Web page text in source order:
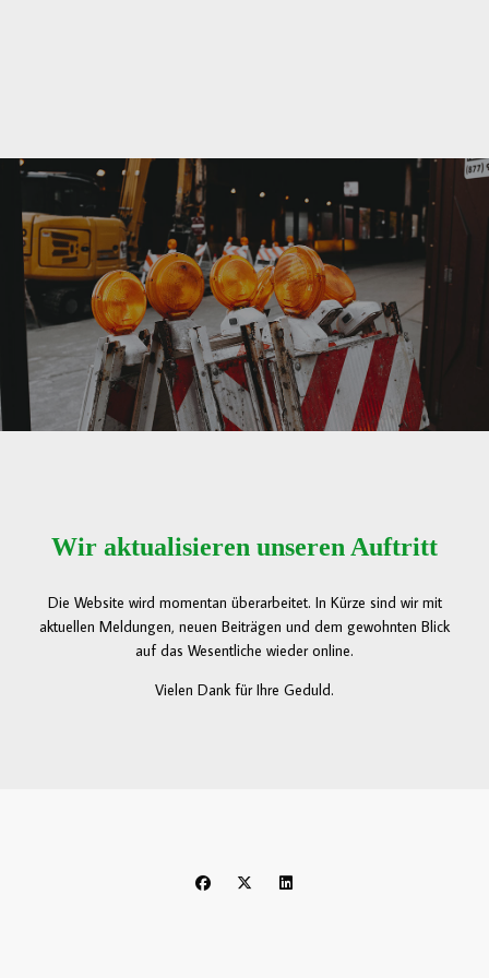
Wir aktualisieren unseren Auftritt
Die Website wird momentan überarbeitet. In Kürze sind wir mit
aktuellen Meldungen, neuen Beiträgen und dem gewohnten Blick
auf das Wesentliche wieder online.
Vielen Dank für Ihre Geduld.